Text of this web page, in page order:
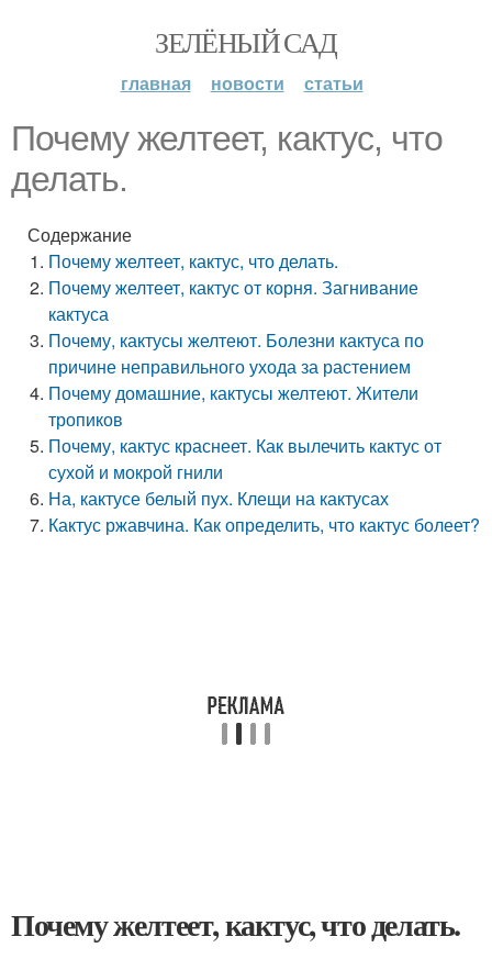
ЗЕЛЁНЫЙ САД
главная новости статьи
Почему желтеет, кактус, что
делать.
Содержание
Почему желтеет, кактус, что делать.
Почему желтеет, кактус от корня. Загнивание
кактуса
Почему, кактусы желтеют. Болезни кактуса по
причине неправильного ухода за растением
Почему домашние, кактусы желтеют. Жители
тропиков
Почему, кактус краснеет. Как вылечить кактус от
сухой и мокрой гнили
На, кактусе белый пух. Клещи на кактусах
Кактус ржавчина. Как определить, что кактус болеет?
Почему желтеет, кактус, что делать.